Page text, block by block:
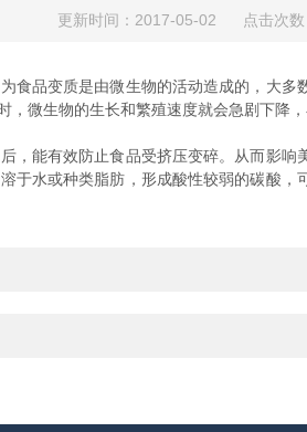
更新时间：2017-05-02 点击次数
品变质是由微生物的活动造成的，大多
微生物的生长和繁殖速度就会急剧下降，
能有效防止食品受挤压变碎。从而影响
于水或种类脂肪，形成酸性较弱的碳酸